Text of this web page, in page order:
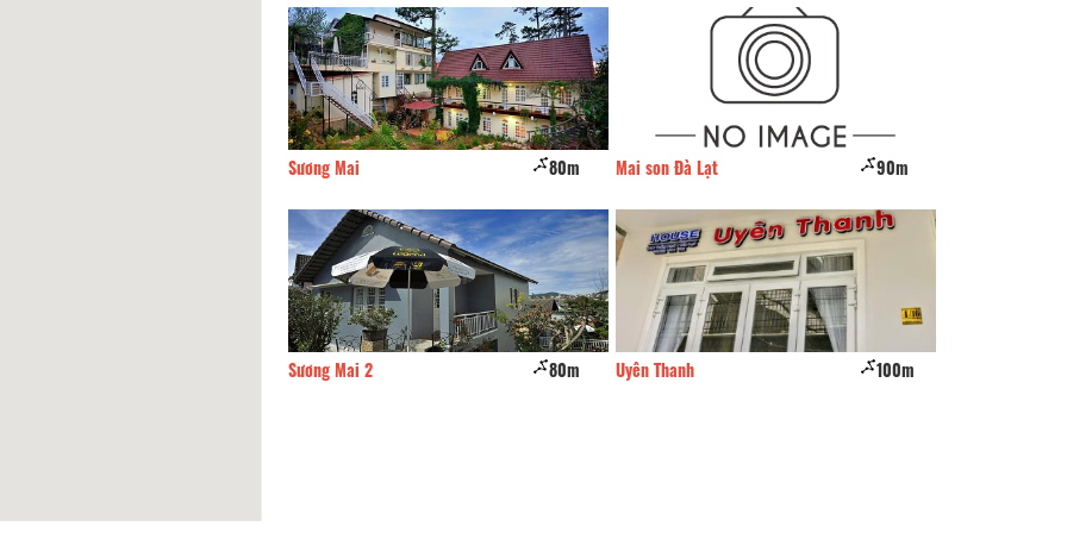
Sương Mai 80m
Sương Mai 2 80m
Mai son Đà Lạt 90m
Uyên Thanh 100m